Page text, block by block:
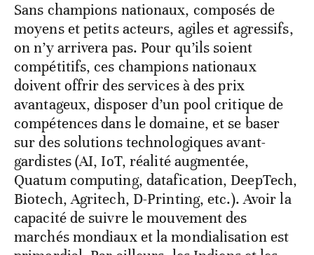
Sans champions nationaux, composés de
moyens et petits acteurs, agiles et agressifs,
on n’y arrivera pas. Pour qu’ils soient
compétitifs, ces champions nationaux
doivent offrir des services à des prix
avantageux, disposer d’un pool critique de
compétences dans le domaine, et se baser
sur des solutions technologiques avant-
gardistes (AI, IoT, réalité augmentée,
Quatum computing, datafication, DeepTech,
Biotech, Agritech, D-Printing, etc.). Avoir la
capacité de suivre le mouvement des
marchés mondiaux et la mondialisation est